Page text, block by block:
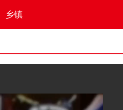
乡镇